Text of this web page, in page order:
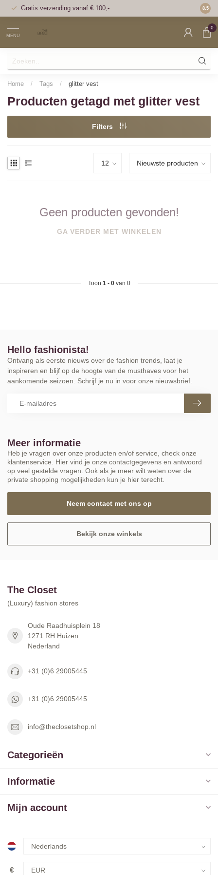
Gratis verzending vanaf € 100,- Voor
8.5
MENU
0
Home / Tags / glitter vest
Producten getagd met glitter vest
Filters
Geen producten gevonden!
GA VERDER MET WINKELEN
Toon 1- 0van 0
Meer informatie
Heb je vragen over onze producten en/of service, check onze
klantenservice. Hier vind je onze contactgegevens en antwoord
op veel gestelde vragen. Ook als je meer wilt weten over de
private shopping mogelijkheden kun je hier terecht.
Neem contact met ons op
Bekijk onze winkels
Hello fashionista!
Ontvang als eerste nieuws over de fashion trends, laat je
inspireren en blijf op de hoogte van de musthaves voor het
aankomende seizoen. Schrijf je nu in voor onze nieuwsbrief.
The Closet
(Luxury) fashion stores
Oude Raadhuisplein 18
1271 RH Huizen
Nederland
+31 (0)6 29005445
+31 (0)6 29005445
info@theclosetshop.nl
Categorieën
Informatie
Mijn account
€